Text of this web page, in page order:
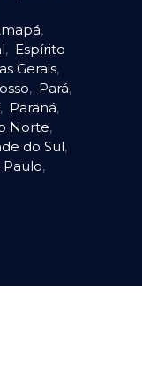
,
, Espírito
Gerais,
, Pará,
, Paraná,
Norte,
do Sul,
Paulo,